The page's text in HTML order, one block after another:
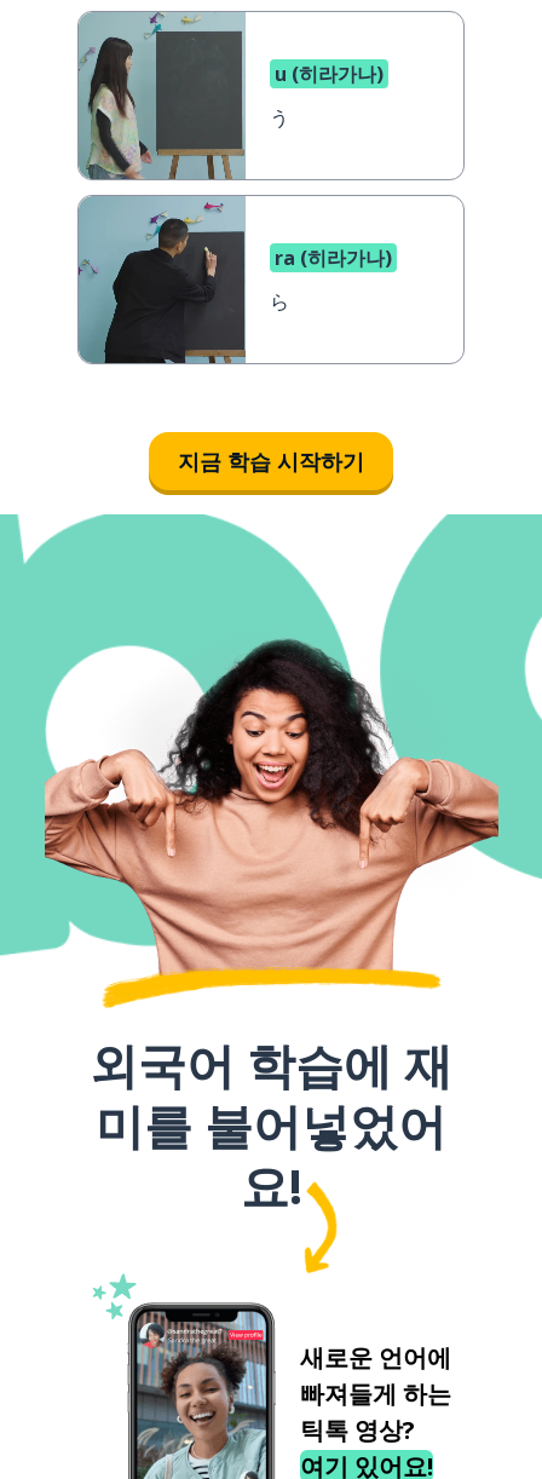
u (히라가나)
う
ra (히라가나)
ら
지금 학습 시작하기
외국어 학습에 재
미를 불어넣었어
요!
새로운 언어에
빠져들게 하는
틱톡 영상?
여기 있어요!